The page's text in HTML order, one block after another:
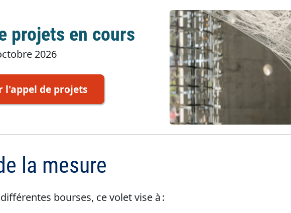
projets en cours
2026
l'appel de projets
la mesure
bourses, ce volet vise à :